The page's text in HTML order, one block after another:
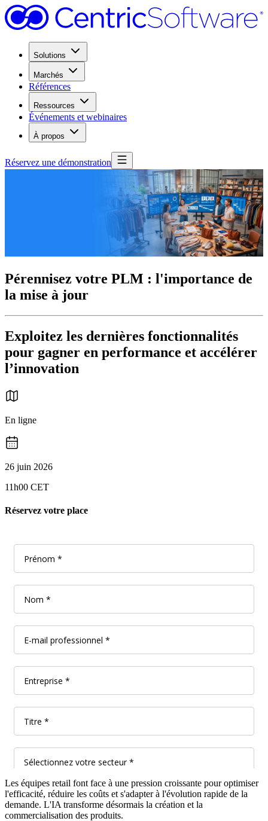
Solutions
Marchés
Références
Ressources
Événements et webinaires
À propos
Réservez une démonstration
Pérennisez votre PLM : l'importance de
la mise à jour
Exploitez les dernières fonctionnalités
pour gagner en performance et accélérer
l’innovation
En ligne
26 juin 2026
11h00 CET
Réservez votre place
Les équipes retail font face à une pression croissante pour optimiser
l'efficacité, réduire les coûts et s'adapter à l'évolution rapide de la
demande. L'IA transforme désormais la création et la
commercialisation des produits.